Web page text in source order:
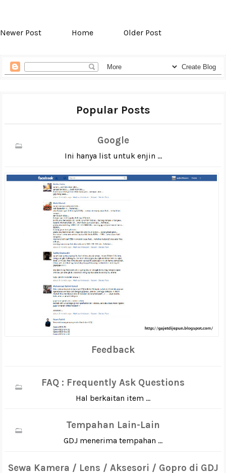
Newer Post Home Older Post
Popular Posts
Google
Ini hanya list untuk enjin ...
Feedback
FAQ : Frequently Ask Questions
Hal berkaitan item ...
Tempahan Lain-Lain
GDJ menerima tempahan ...
Sewa Kamera / Lens / Aksesori / Gopro di GDJ